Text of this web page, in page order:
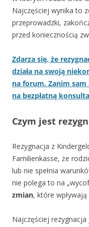
Najczęściej wynika to
przeprowadzki,
przed koniecznością
Zdarza się, że
działa na swoją
na forum. Zanim sam
na bezpłatną
Czym jest
Rezygnacja z
Familienkasse, że
lub nie spełnia
nie polega to na
zmian, które
Najczęściej